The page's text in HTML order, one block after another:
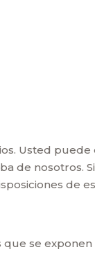
Usted puede
de nosotros.
de
se exponen